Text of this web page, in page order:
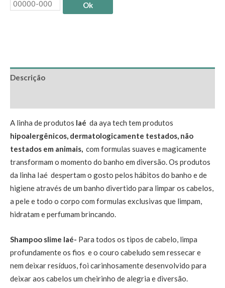
Ok
Descrição
A linha de produtos Iaé da aya tech tem produtos
hipoalergênicos, dermatologicamente testados, não
testados em animais, com formulas suaves e magicamente
transformam o momento do banho em diversão. Os produtos
da linha Iaé despertam o gosto pelos hábitos do banho e de
higiene através de um banho divertido para limpar os cabelos,
a pele e todo o corpo com formulas exclusivas que limpam,
hidratam e perfumam brincando.
Shampoo slime Iaé- Para todos os tipos de cabelo, limpa
profundamente os fios e o couro cabeludo sem ressecar e
nem deixar resíduos, foi carinhosamente desenvolvido para
deixar aos cabelos um cheirinho de alegria e diversão.